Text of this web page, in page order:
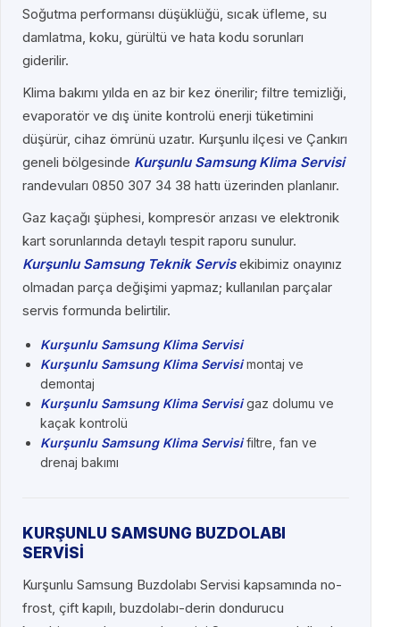
Soğutma performansı düşüklüğü, sıcak üfleme, su
damlatma, koku, gürültü ve hata kodu sorunları
giderilir.
Klima bakımı yılda en az bir kez önerilir; filtre temizliği,
evaporatör ve dış ünite kontrolü enerji tüketimini
düşürür, cihaz ömrünü uzatır. Kurşunlu ilçesi ve Çankırı
geneli bölgesinde Kurşunlu Samsung Klima Servisi
randevuları 0850 307 34 38 hattı üzerinden planlanır.
Gaz kaçağı şüphesi, kompresör arızası ve elektronik
kart sorunlarında detaylı tespit raporu sunulur.
Kurşunlu Samsung Teknik Servisekibimiz onayınız
olmadan parça değişimi yapmaz; kullanılan parçalar
servis formunda belirtilir.
Kurşunlu Samsung Klima Servisi
Kurşunlu Samsung Klima Servisimontaj ve
demontaj
Kurşunlu Samsung Klima Servisigaz dolumu ve
kaçak kontrolü
Kurşunlu Samsung Klima Servisifiltre, fan ve
drenaj bakımı
KURŞUNLU SAMSUNG BUZDOLABI
SERVİSİ
Kurşunlu Samsung Buzdolabı Servisi kapsamında no-
frost, çift kapılı, buzdolabı-derin dondurucu